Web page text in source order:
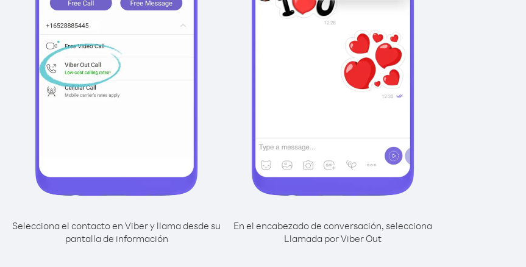
Selecciona el contacto en Viber y llama desde su
pantalla de información
En el encabezado de conversación, selecciona
Llamada por Viber Out